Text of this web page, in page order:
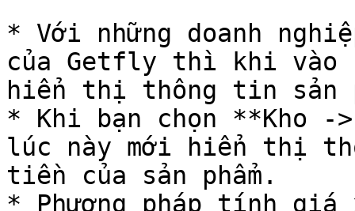
* Với những doanh
của Getfly thì khi vào
hiển thị thông tin sản
* Khi bạn chọn **Kho
lúc này mới hiển thị
tiền của sản phẩm.
* Phương pháp tính